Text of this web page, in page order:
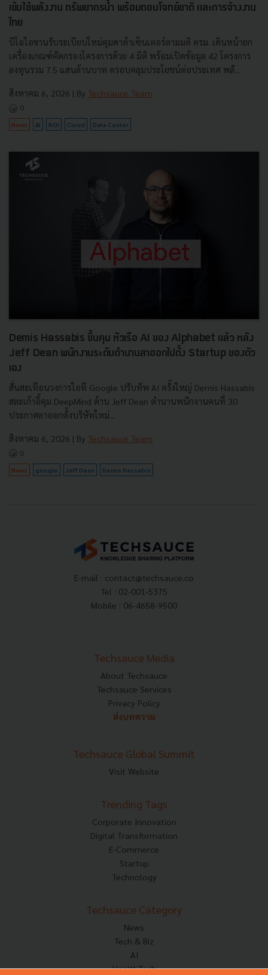
เข้มใช้พลังงาน ทรัพยากรน้ำ พร้อมตอบโจทย์ชาติ และการจ้างงาน
ไทย
บีโอไอขานรับระเบียบใหม่คุมดาต้าเซ็นเตอร์ตามมติ ครม. เดินหน้ายก
เครื่องเกณฑ์คัดกรองโครงการด้วย 4 มิติ พร้อมเปิดข้อมูล 42 โครงการ
ลงทุนรวม 7.5 แสนล้านบาท ครอบคลุมประโยชน์ต่อประเทศ พลั...
สิงหาคม 6, 2026 | By Techsauce Team
0
News AI BOI Cloud Data Center
Demis Hassabis ขึ้นคุม หัวเรือ AI ของ Alphabet แล้ว หลัง
Jeff Dean พนักงานระดับตำนานลาออกไปตั้ง Startup ของตัว
เอง
สั่นสะเทือนวงการไอที Google ปรับทัพ AI ครั้งใหญ่ Demis Hassabis
สละเก้าอี้คุม DeepMind ด้าน Jeff Dean ตำนานพนักงานคนที่ 30
ประกาศลาออกตั้งบริษัทใหม่...
สิงหาคม 6, 2026 | By Techsauce Team
0
News google Jeff Dean Demis Hassabis
E-mail : contact@techsauce.co
Tel : 02-001-5375
Mobile : 06-4658-9500
Techsauce Media
About Techsauce
Techsauce Services
Privacy Policy
ส่งบทความ
Techsauce Global Summit
Visit Website
Trending Tags
Corporate Innovation
Digital Transformation
E-Commerce
Startup
Technology
Techsauce Category
News
Tech & Biz
AI
HealthTech